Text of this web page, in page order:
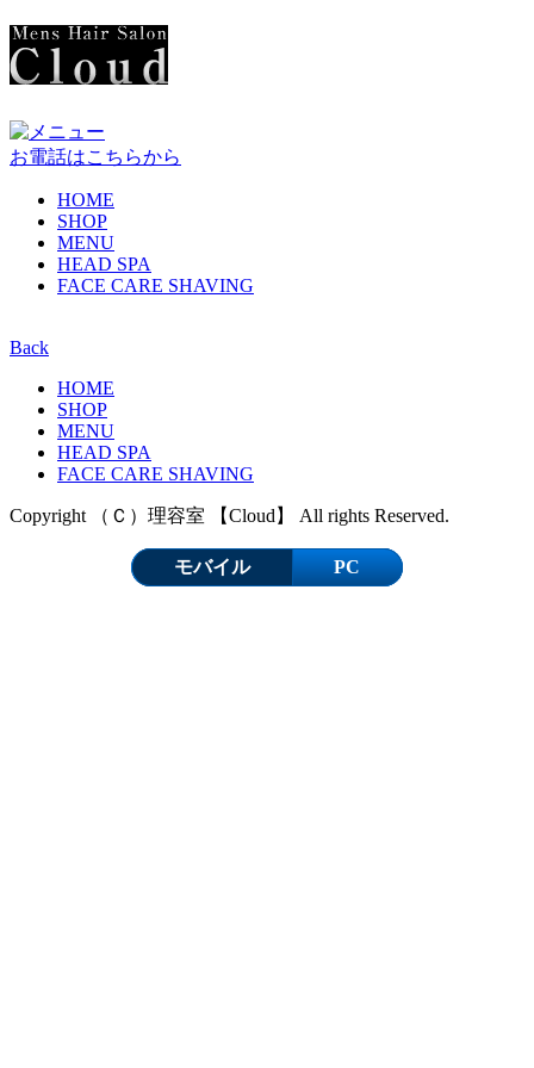
お電話はこちらから
HOME
SHOP
MENU
HEAD SPA
FACE CARE SHAVING
Back
HOME
SHOP
MENU
HEAD SPA
FACE CARE SHAVING
Copyright （Ｃ）理容室 【Cloud】 All rights Reserved.
モバイル PC